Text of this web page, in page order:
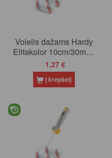
Volelis dažams Hardy
Elitakolor 10cm/30mm,
(0120-233010)
1,27 €
Į krepšelį